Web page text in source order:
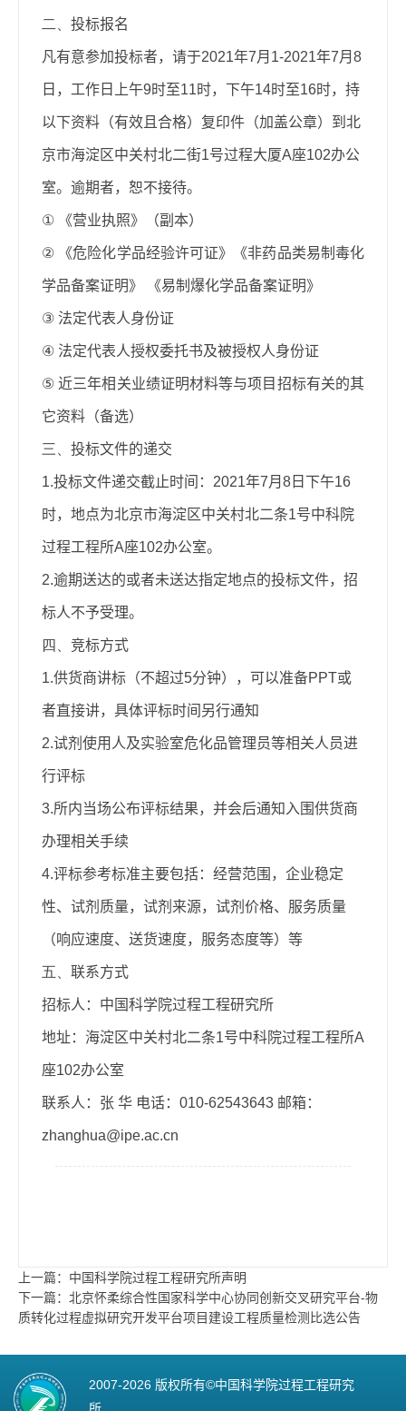
二、 投标报名
凡有意参加投标者，请于2021年7月 1-2021年7月 8
日，工作日上午9时至11时，下午14时至16时，持
以下资料（有效且合格）复印件（加盖公章）到北
京市海淀区中关村北二街1号过程大厦A座102办公
室。逾期者，恕不接待。
① 《营业执照》（副本）
② 《危险化学品经验许可证》《非药品类易制毒化
学品备案证明》 《易制爆化学品备案证明》
③ 法定代表人身份证
④ 法定代表人授权委托书及被授权人身份证
⑤ 近三年相关业绩证明材料等与项目招标有关的其
它资料（备选）
三、 投标文件的递交
1.投标文件递交截止时间： 2021年7月 8 日下午16
时，地点为北京市海淀区中关村北二条1号中科院
过程工程所A座102办公室。
2.逾期送达的或者未送达指定地点的投标文件，招
标人不予受理。
四、 竞标方式
1.供货商讲标（不超过5分钟），可以准备PPT或
者直接讲，具体评标时间另行通知
2.试剂使用人及实验室危化品管理员等相关人员进
行评标
3.所内当场公布评标结果，并会后通知入围供货商
办理相关手续
4.评标参考标准主要包括：经营范围，企业稳定
性、试剂质量，试剂来源，试剂价格、服务质量
（响应速度、送货速度，服务态度等）等
五、 联系方式
招标人：中国科学院过程工程研究所
地址：海淀区中关村北二条1号中科院过程工程所A
座102办公室
联系人：张 华 电话： 010-62543643 邮箱：
zhanghua@ipe.ac.cn
上一篇：中国科学院过程工程研究所声明
下一篇：北京怀柔综合性国家科学中心协同创新交叉研究平台-物
质转化过程虚拟研究开发平台项目建设工程质量检测比选公告
2007-2026 版权所有©中国科学院过程工程研究